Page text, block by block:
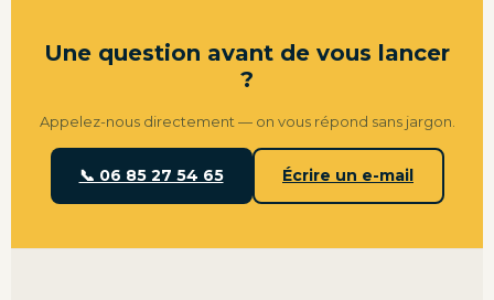
Une question avant de vous lancer
?
Appelez-nous directement — on vous répond sans jargon.
📞 06 85 27 54 65 Écrire un e-mail